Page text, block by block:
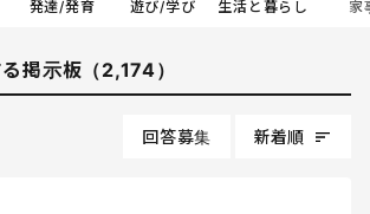
発達/発育 遊び/学び 生活と暮らし 家
掲示板（2,174）
回答募集 新着順